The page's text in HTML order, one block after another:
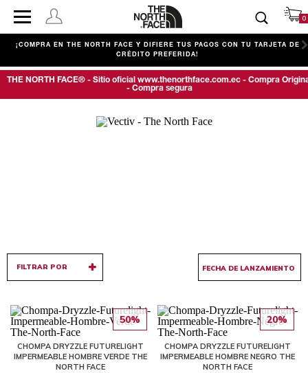
0
¡COMPRA EN THE NORTH FACE Y DIFIERE TUS PAGOS CON TU TARJETA DE
CRÉDITO PREFERIDA!
THE NORTH FACE® - Sitio oficial www.thenorthface.com.ec - Compra
- Compra segura
FILTRAR POR
50%
CHOMPA DRYZZLE FUTURELIGHT
IMPERMEABLE HOMBRE VERDE THE
NORTH FACE
20%
CHOMPA DRYZZLE FUTURELIGHT
IMPERMEABLE HOMBRE NEGRO THE
NORTH FACE